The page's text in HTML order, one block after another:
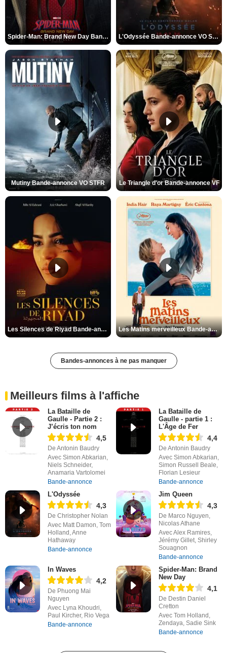
Spider-Man: Brand New Day Bande-annonce VO STFR L'Odyssée Bande-annonce VO STFR
Mutiny Bande-annonce VO STFR Le Triangle d'or Bande-annonce VF
Les Silences de Riyad Bande-annonce VO STFR Les Matins merveilleux Bande-annonce VF
Bandes-annonces à ne pas manquer
Meilleurs films à l'affiche
La Bataille de
Gaulle - Partie 2 :
J’écris ton nom
4,5
De Antonin Baudry
Avec Simon Abkarian,
Niels Schneider,
Anamaria Vartolomei
Bande-annonce
La Bataille de
Gaulle - partie 1 :
L'Âge de Fer
4,4
De Antonin Baudry
Avec Simon Abkarian,
Simon Russell Beale,
Florian Lesieur
Bande-annonce
L'Odyssée
4,3
De Christopher Nolan
Avec Matt Damon, Tom
Holland, Anne
Hathaway
Bande-annonce
Jim Queen
4,3
De Marco Nguyen,
Nicolas Athane
Avec Alex Ramires,
Jérémy Gillet, Shirley
Souagnon
Bande-annonce
In Waves
4,2
De Phuong Mai
Nguyen
Avec Lyna Khoudri,
Paul Kircher, Rio Vega
Bande-annonce
Spider-Man: Brand
New Day
4,1
De Destin Daniel
Cretton
Avec Tom Holland,
Zendaya, Sadie Sink
Bande-annonce